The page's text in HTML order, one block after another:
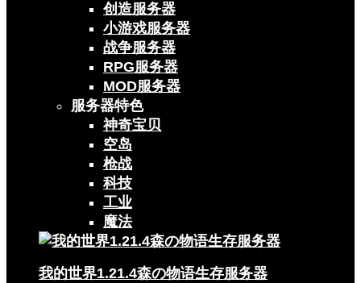
创造服务器
小游戏服务器
战争服务器
RPG服务器
MOD服务器
服务器特色
神奇宝贝
空岛
枪战
科技
工业
魔法
我的世界1.21.4森の物语生存服务器